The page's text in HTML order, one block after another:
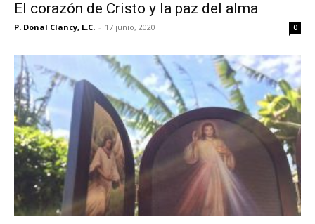
El corazón de Cristo y la paz del alma
P. Donal Clancy, L.C. - 17 junio, 2020 0